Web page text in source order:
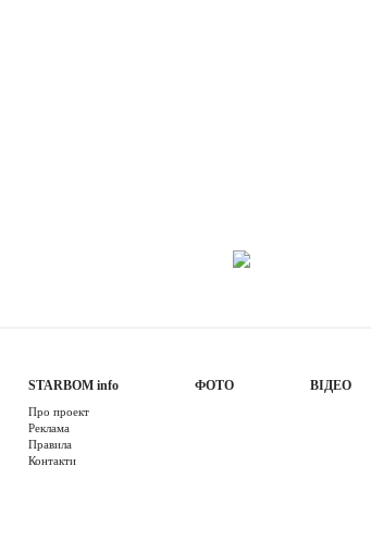
STARBOM info
Про проект
Реклама
Правила
Контакти
ФОТО ВІДЕО